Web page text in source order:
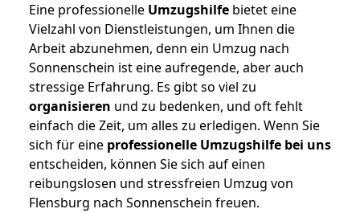
Eine professionelle Umzugshilfe bietet eine
Vielzahl von Dienstleistungen, um Ihnen die
Arbeit abzunehmen, denn ein Umzug nach
Sonnenschein ist eine aufregende, aber auch
stressige Erfahrung. Es gibt so viel zu
organisieren und zu bedenken, und oft fehlt
einfach die Zeit, um alles zu erledigen. Wenn Sie
sich für eine professionelle Umzugshilfe bei uns
entscheiden, können Sie sich auf einen
reibungslosen und stressfreien Umzug von
Flensburg nach Sonnenschein freuen.